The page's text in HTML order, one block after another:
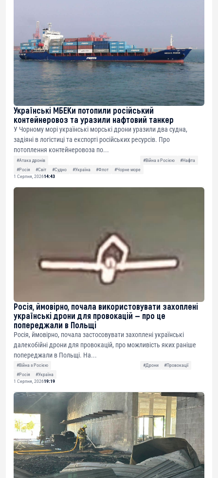
Українські МБЕКи потопили російський
контейнеровоз та уразили нафтовий танкер
У Чорному морі українські морські дрони уразили два судна,
задіяні в логістиці та експорті російських ресурсів. Про
потоплення контейнеровоза по...
#Атака дронів #Війна з Росією
#Нафта
#Росія
#Світ #Судно #Україна #Флот
#Чорне море
1 Серпня, 202614:43
Росія, ймовірно, почала використовувати захоплені
українські дрони для провокацій — про це
попереджали в Польщі
Росія, ймовірно, почала застосовувати захоплені українські
далекобійні дрони для провокацій, про можливість яких раніше
попереджали в Польщі. На...
#Війна з Росією #Дрони
#Провокації
#Росія
#Україна
1 Серпня, 202619:19